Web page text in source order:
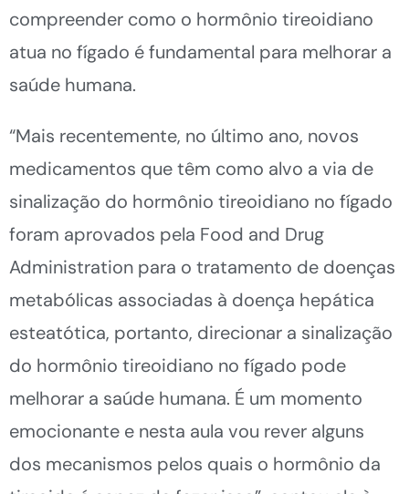
compreender como o hormônio tireoidiano
atua no fígado é fundamental para melhorar a
saúde humana.
“Mais recentemente, no último ano, novos
medicamentos que têm como alvo a via de
sinalização do hormônio tireoidiano no fígado
foram aprovados pela Food and Drug
Administration para o tratamento de doenças
metabólicas associadas à doença hepática
esteatótica, portanto, direcionar a sinalização
do hormônio tireoidiano no fígado pode
melhorar a saúde humana. É um momento
emocionante e nesta aula vou rever alguns
dos mecanismos pelos quais o hormônio da